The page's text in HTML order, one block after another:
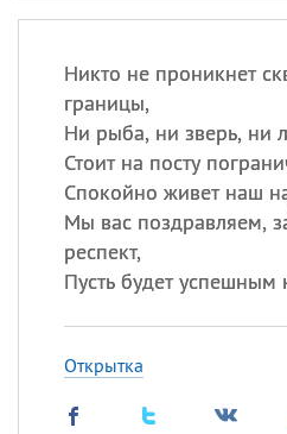
Никто не проникнет
границы,
Ни рыба, ни зверь, ни
Стоит на посту
Спокойно живет наш
Мы вас поздравляем,
респект,
Пусть будет успешным
Открытка